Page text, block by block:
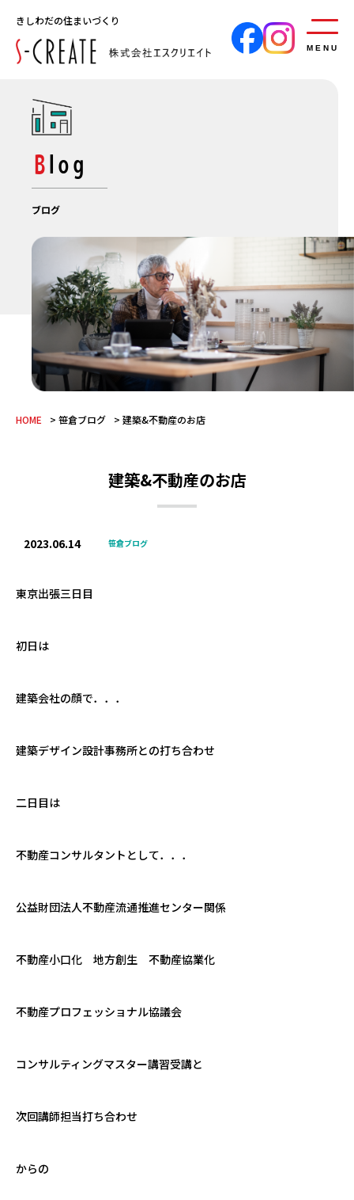
きしわだの住まいづくり
MENU
Blog
ブログ
HOME 笹倉ブログ 建築&不動産のお店
建築&不動産のお店
2023.06.14 笹倉ブログ
東京出張三日目
初日は
建築会社の顔で．．．
建築デザイン設計事務所との打ち合わせ
二日目は
不動産コンサルタントとして．．．
公益財団法人不動産流通推進センター関係
不動産小口化 地方創生 不動産協業化
不動産プロフェッショナル協議会
コンサルティングマスター講習受講と
次回講師担当打ち合わせ
からの